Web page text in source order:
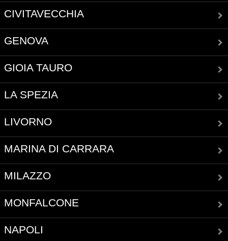
CIVITAVECCHIA
GENOVA
GIOIA TAURO
LA SPEZIA
LIVORNO
MARINA DI CARRARA
MILAZZO
MONFALCONE
NAPOLI